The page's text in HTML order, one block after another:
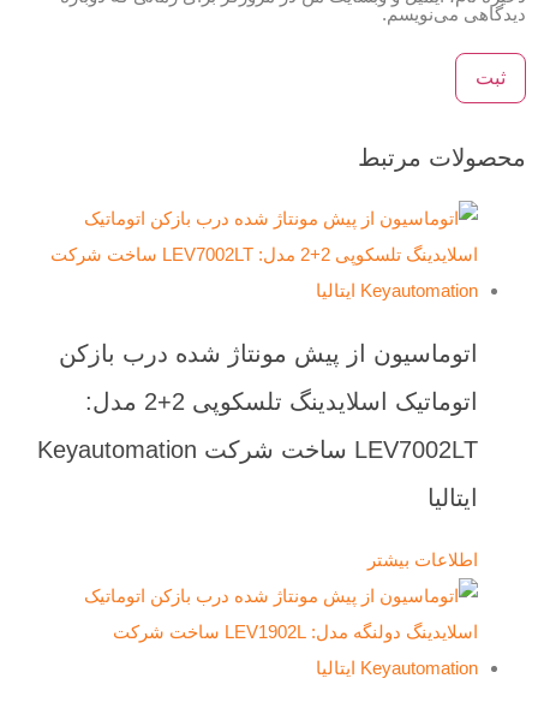
دیدگاهی می‌نویسم.
محصولات مرتبط
اتوماسیون از پیش مونتاژ شده درب بازکن
اتوماتیک اسلایدینگ تلسکوپی 2+2 مدل:
LEV7002LT ساخت شرکت Keyautomation
ایتالیا
اطلاعات بیشتر